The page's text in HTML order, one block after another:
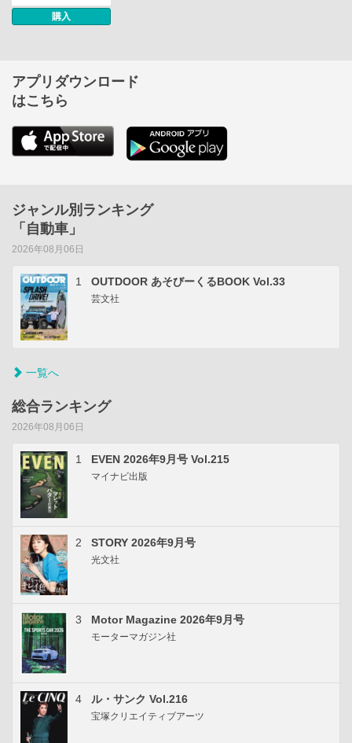
購入
アプリダウンロード
はこちら
ジャンル別ランキング
「自動車」
2026年08月06日
1 OUTDOOR あそびーくるBOOK Vol.33
芸文社
一覧へ
総合ランキング
2026年08月06日
1 EVEN 2026年9月号 Vol.215
マイナビ出版
2 STORY 2026年9月号
光文社
3 Motor Magazine 2026年9月号
モーターマガジン社
4 ル・サンク Vol.216
宝塚クリエイティブアーツ